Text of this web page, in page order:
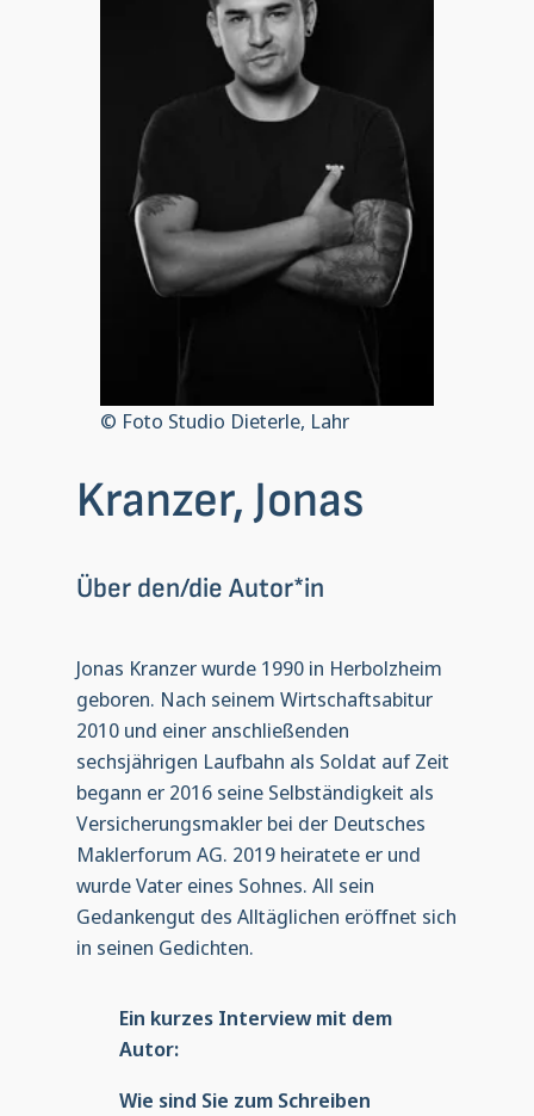
© Foto Studio Dieterle, Lahr
Kranzer, Jonas
Über den/die Autor*in
Jonas Kranzer wurde 1990 in Herbolzheim
geboren. Nach seinem Wirtschaftsabitur
2010 und einer anschließenden
sechsjährigen Laufbahn als Soldat auf Zeit
begann er 2016 seine Selbständigkeit als
Versicherungsmakler bei der Deutsches
Maklerforum AG. 2019 heiratete er und
wurde Vater eines Sohnes. All sein
Gedankengut des Alltäglichen eröffnet sich
in seinen Gedichten.
Ein kurzes Interview mit dem
Autor:
Wie sind Sie zum Schreiben